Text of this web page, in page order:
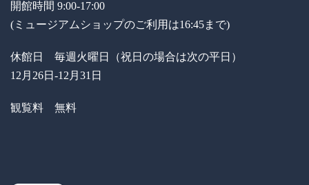
開館時間 9:00-17:00
(ミュージアムショップのご利用は16:45まで)
休館日 毎週火曜日（祝日の場合は次の平日）
12月26日-12月31日
観覧料 無料